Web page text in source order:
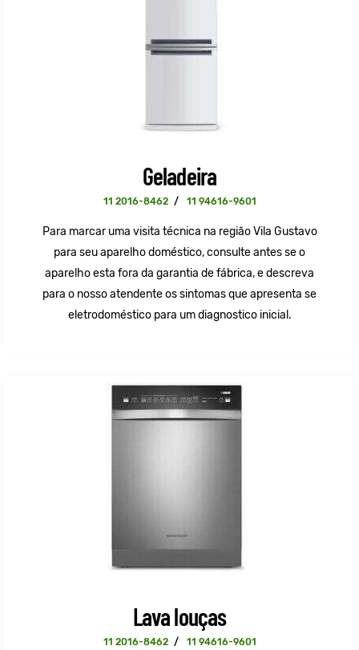
Geladeira
11 2016-8462 / 11 94616-9601
Para marcar uma visita técnica na região Vila Gustavo
para seu aparelho doméstico, consulte antes se o
aparelho esta fora da garantia de fábrica, e descreva
para o nosso atendente os sintomas que apresenta se
eletrodoméstico para um diagnostico inicial.
Lava louças
11 2016-8462 / 11 94616-9601